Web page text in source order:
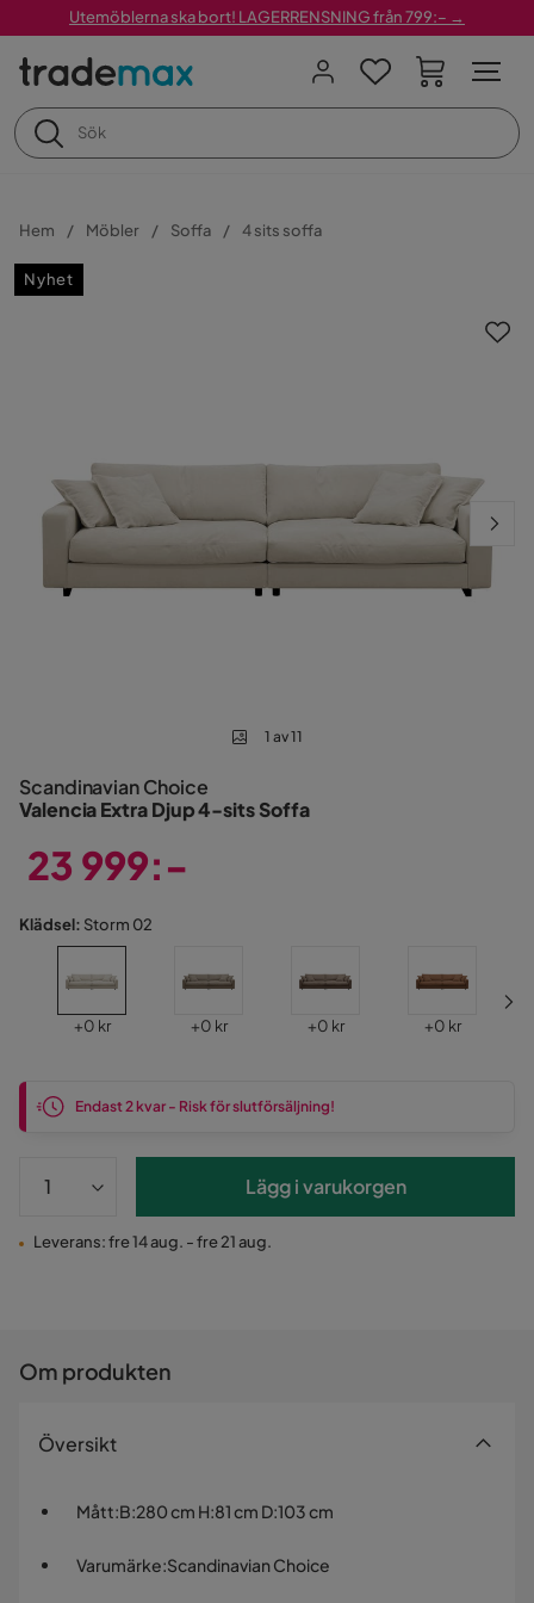
Utemöblerna ska bort! LAGERRENSNING från 799:– →
Hem Möbler Soffa 4 sits soffa
Nyhet
1 av 11
Scandinavian Choice
Valencia Extra Djup 4-sits Soffa
Pris
23 999:-
Klädsel: Storm 02
Pris
+0 kr Pris
+0 kr Pris
+0 kr Pris
+0 kr
Endast 2 kvar - Risk för slutförsäljning!
Lägg i varukorgen
Leverans: fre 14 aug. - fre 21 aug.
Om produkten
Översikt
Mått:B:280 cm H:81 cm D:103 cm
Varumärke:Scandinavian Choice